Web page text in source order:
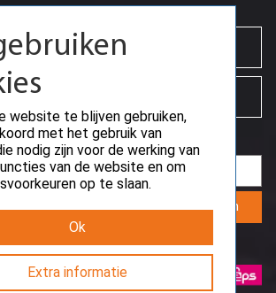
CTO
0777
Aanmelden
website te blijven gebruiken,
met het gebruik van
nodig zijn voor de werking van
van de website en om
op te slaan.
Ok
Extra informatie